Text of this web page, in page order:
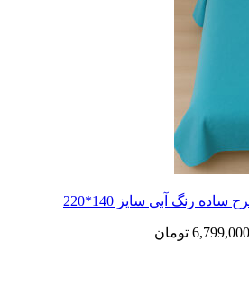
140*220
تومان